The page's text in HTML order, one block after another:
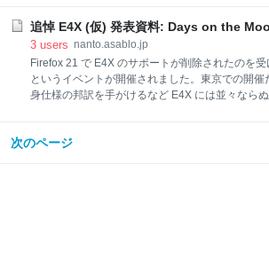
break-all を使うとどうなるのか word-wrap:
break-all を両方使うとどうなるのか なぜ word-
く word-wrap: break-word を勧めるのか どこに
を指定するのか position:
追悼 E4X (仮) 発表資料: Days on the
3 users nanto.asablo.jp
Firefox 21 で E4X のサポートが削除されたのを受
というイベントが開催されました。東京での開催
身仕様の邦訳を手がけるなど E4X には並々なら
う機能が E4X にも備わっているという話です。ほ
次のページ